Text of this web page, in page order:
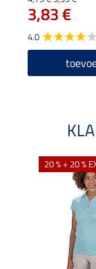
3,83 €
4.0
20 % + 20 %